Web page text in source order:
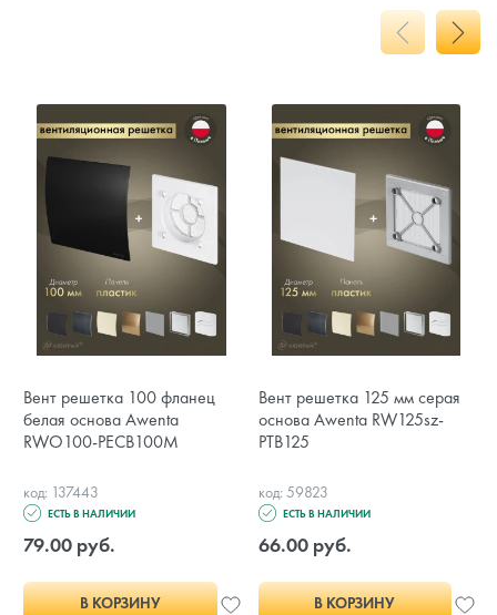
Вент решетка 100 фланец
белая основа Awenta
RWO100-PECB100M
код: 137443
ЕСТЬ В НАЛИЧИИ
79.00 руб.
В КОРЗИНУ
Вент решетка 125 мм серая
основа Awenta RW125sz-
PTB125
код: 59823
ЕСТЬ В НАЛИЧИИ
66.00 руб.
В КОРЗИНУ